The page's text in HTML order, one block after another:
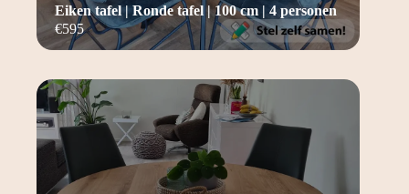
€595
Eiken tafel | Ronde tafel | 100 cm | 4 personen